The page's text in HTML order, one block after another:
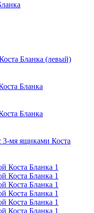
Бланка (левый)
Бланка
Бланка
мя ящиками Коста